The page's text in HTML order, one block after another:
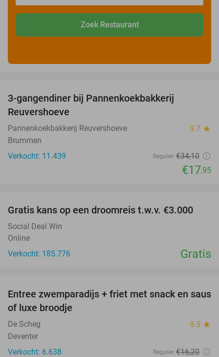
Zoek Restaurant
3-gangendiner bij Pannenkoekbakkerij
Reuvershoeve
Pannenkoekbakkerij Reuvershoeve 9.7 star
Brummen
Verkocht: 11.439
Regulier €34,10
€17,95
Gratis kans op een droomreis t.w.v. €3.000
Social Deal Win
Online
Verkocht: 185.776
Gratis
20%
Entree zwemparadijs + friet met snack en saus
of luxe broodje
De Scheg 9.5 star
Deventer
Verkocht: 6.638
Regulier €16,20